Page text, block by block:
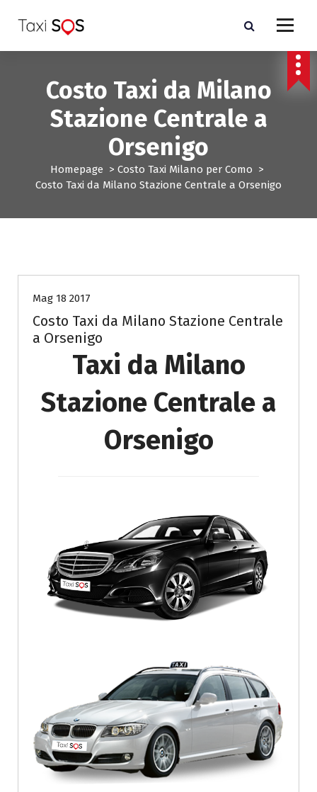
a
Costo Taxi da Milano
Stazione Centrale a
Orsenigo
Homepage > Costo Taxi Milano per Como >
Costo Taxi da Milano Stazione Centrale a Orsenigo
Mag 18 2017
Costo Taxi da Milano Stazione Centrale
a Orsenigo
Taxi da Milano
Stazione Centrale a
Orsenigo